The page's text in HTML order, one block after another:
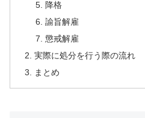
降格
諭旨解雇
懲戒解雇
実際に処分を行う際の流れ
まとめ